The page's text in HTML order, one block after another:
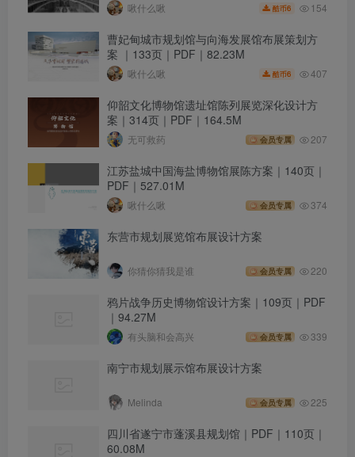
啾什么啾 酷币6 154
曹妃甸城市规划馆与向海发展馆布展策划方
案 ｜133页｜PDF｜82.23M
啾什么啾 酷币6 407
仰韶文化博物馆遗址馆陈列展览深化设计方
案｜314页｜PDF｜164.5M
无可救药 会员专属 207
江苏盐城中国海盐博物馆展陈方案｜140页｜
PDF｜527.01M
啾什么啾 会员专属 374
东营市规划展览馆布展设计方案
你猜你猜我是谁 会员专属 220
鸦片战争历史博物馆设计方案｜109页｜PDF
｜94.27M
有头脑和会高兴 会员专属 339
南宁市规划展示馆布展设计方案
Melinda 会员专属 225
四川省遂宁市蓬溪县规划馆｜PDF｜110页｜
60.08M